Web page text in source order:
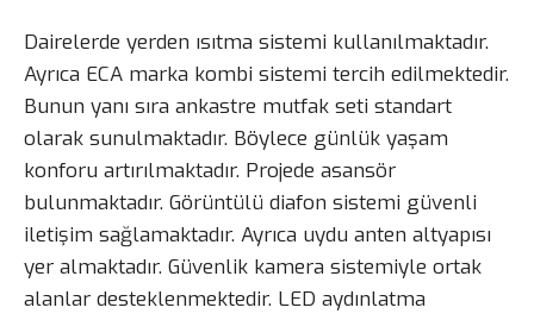
Dairelerde yerden ısıtma sistemi kullanılmaktadır.
Ayrıca ECA marka kombi sistemi tercih edilmektedir.
Bunun yanı sıra ankastre mutfak seti standart
olarak sunulmaktadır. Böylece günlük yaşam
konforu artırılmaktadır. Projede asansör
bulunmaktadır. Görüntülü diafon sistemi güvenli
iletişim sağlamaktadır. Ayrıca uydu anten altyapısı
yer almaktadır. Güvenlik kamera sistemiyle ortak
alanlar desteklenmektedir. LED aydınlatma